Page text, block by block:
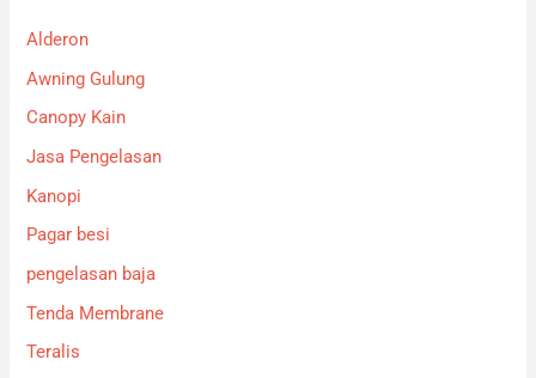
Alderon
Awning Gulung
Canopy Kain
Jasa Pengelasan
Kanopi
Pagar besi
pengelasan baja
Tenda Membrane
Teralis